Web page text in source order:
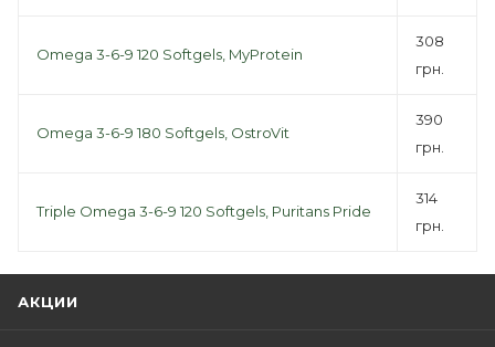
Omega 3-6-9 120 Softgels, MyProtein
308
грн.
Omega 3-6-9 180 Softgels, OstroVit
390
грн.
Triple Omega 3-6-9 120 Softgels, Puritans Pride
314
грн.
АКЦИИ